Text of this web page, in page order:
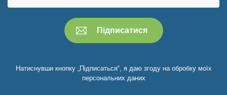
Натиснувши кнопку „Підписаться“, я даю згоду на обробку моїх
персональних даних